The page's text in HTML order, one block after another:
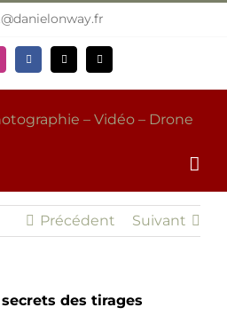
Facebook
X Email
Précédent Suivant
des tirages